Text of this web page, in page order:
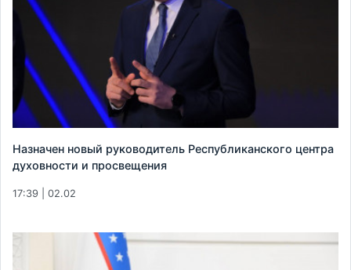
Назначен новый руководитель Республиканского центра
духовности и просвещения
17:39 | 02.02